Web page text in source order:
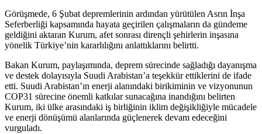
Görüşmede, 6 Şubat depremlerinin ardından yürütülen Asrın İnşa
Seferberliği kapsamında hayata geçirilen çalışmaların da gündeme
geldiğini aktaran Kurum, afet sonrası dirençli şehirlerin inşasına
yönelik Türkiye’nin kararlılığını anlattıklarını belirtti.
Bakan Kurum, paylaşımında, deprem sürecinde sağladığı dayanışma
ve destek dolayısıyla Suudi Arabistan’a teşekkür ettiklerini de ifade
etti. Suudi Arabistan’ın enerji alanındaki birikiminin ve vizyonunun
COP31 sürecine önemli katkılar sunacağına inandığını belirten
Kurum, iki ülke arasındaki iş birliğinin iklim değişikliğiyle mücadele
ve enerji dönüşümü alanlarında güçlenerek devam edeceğini
vurguladı.